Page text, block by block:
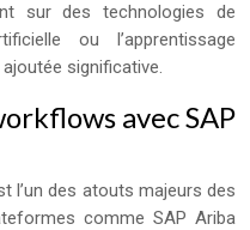
sur des technologies de
ou l’apprentissage
significative.
avec SAP
l’un des atouts majeurs des
comme SAP Ariba